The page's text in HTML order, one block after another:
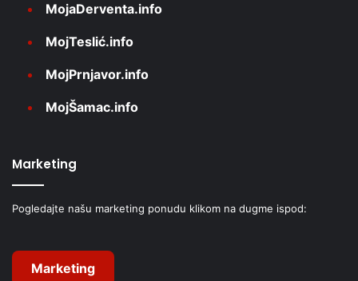
MojaDerventa.info
MojTeslić.info
MojPrnjavor.info
MojŠamac.info
Marketing
Pogledajte našu marketing ponudu klikom na dugme ispod:
Marketing